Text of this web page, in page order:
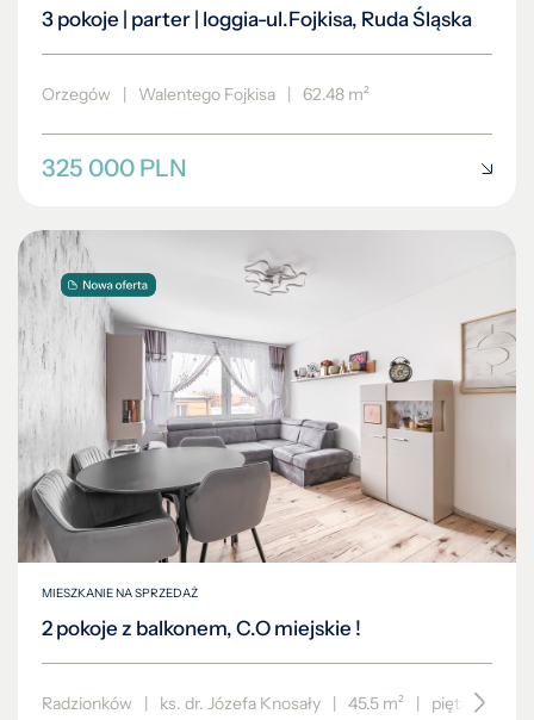
3 pokoje | parter | loggia-ul.Fojkisa, Ruda Śląska
Orzegów | Walentego Fojkisa | 62.48 m²
325 000 PLN
MIESZKANIE NA SPRZEDAŻ
2 pokoje z balkonem, C.O miejskie !
Radzionków ks. dr. Józefa Knosały 45.5 m² piętro 2/4